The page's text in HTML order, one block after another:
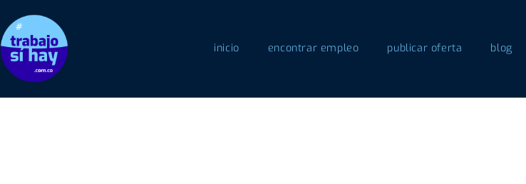
inicio encontrar empleo publicar oferta blog